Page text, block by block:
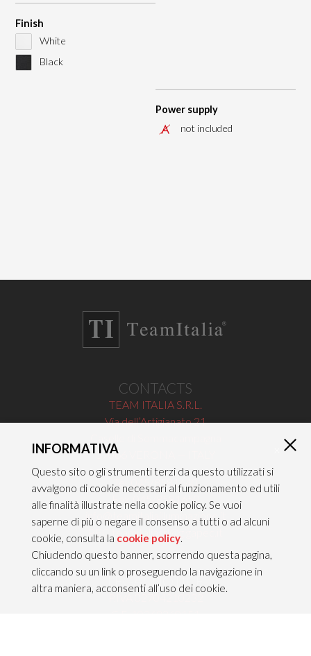
Finish
White
Black
Power supply
not included
CONTACTS
TEAM ITALIA S.R.L.
Via dell’Artigianato 21
37066 VERONA — ITALY
Tel 045/8581640
Fax 045/8581650
info@teamitaliailluminazione.it
PEC teamitaliasrl@gigapec.it
LEGAL NOTICE
INFORMATIVA
Questo sito o gli strumenti terzi da questo utilizzati si
avvalgono di cookie necessari al funzionamento ed utili
alle finalità illustrate nella cookie policy. Se vuoi
saperne di più o negare il consenso a tutti o ad alcuni
cookie, consulta la cookie policy.
Chiudendo questo banner, scorrendo questa pagina,
cliccando su un link o proseguendo la navigazione in
altra maniera, acconsenti all’uso dei cookie.